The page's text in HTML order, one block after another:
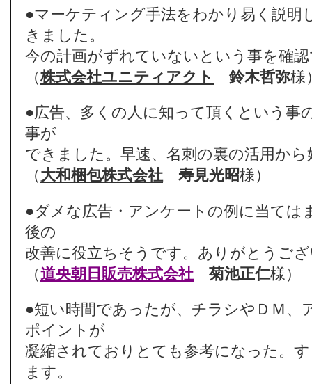
●マーケティング手法をわかり易く説明
きました。
今の計画がずれていないという事を確
（株式会社ユニティアクト 鈴木哲弥様
●広告、多くの人に知って頂くという事
事が
できました。早速、名刺の裏の活用か
（大和梱包株式会社 寿見光昭様）
●ダメな広告・アンケートの例に当ては
後の
改善に役立ちそうです。ありがとうご
（道央朝日販売株式会社 菊池正仁様）
●短い時間であったが、チラシやＤＭ、
ポイントが
凝縮されておりとても参考になった。
ます。